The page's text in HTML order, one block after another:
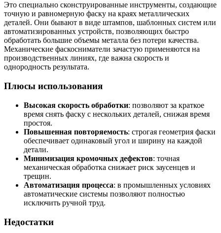
Это специально сконструированные инструменты, создающие
точную и равномерную фаску на краях металлических
деталей. Они бывают в виде штампов, шаблонных систем или
автоматизированных устройств, позволяющих быстро
обработать большие объемы металла без потери качества.
Механические фаскосниматели зачастую применяются на
производственных линиях, где важна скорость и
однородность результата.
Плюсы использования
Высокая скорость обработки: позволяют за краткое
время снять фаску с нескольких деталей, снижая время
простоя.
Повышенная повторяемость: строгая геометрия фаски
обеспечивает одинаковый угол и ширину на каждой
детали.
Минимизация кромочных дефектов: точная
механическая обработка снижает риск заусенцев и
трещин.
Автоматизация процесса: в промышленных условиях
автоматические системы позволяют полностью
исключить ручной труд.
Недостатки